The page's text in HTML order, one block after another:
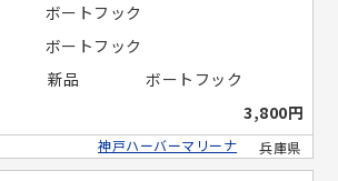
ボートフック
ボートフック
新品
ボートフック
3,800円
兵庫県
神戸ハーバーマリーナ